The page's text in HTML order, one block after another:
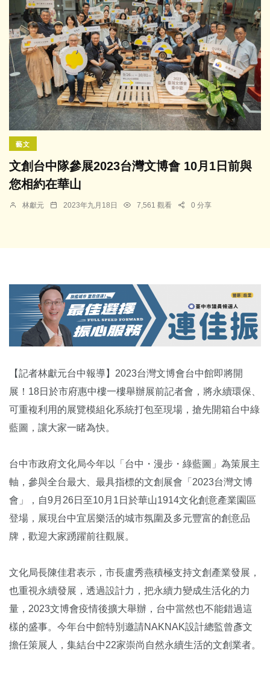
藝文
文創台中隊參展2023台灣文博會 10月1日前與
您相約在華山
林獻元 2023年九月18日 7,561 觀看 0 分享
【記者林獻元台中報導】2023台灣文博會台中館即將開
展！18日於市府惠中樓一樓舉辦展前記者會，將永續環保、
可重複利用的展覽模組化系統打包至現場，搶先開箱台中綠
藍圖，讓大家一睹為快。
台中市政府文化局今年以「台中・漫步・綠藍圖」為策展主
軸，參與全台最大、最具指標的文創展會「2023台灣文博
會」，自9月26日至10月1日於華山1914文化創意產業園區
登場，展現台中宜居樂活的城市氛圍及多元豐富的創意品
牌，歡迎大家踴躍前往觀展。
文化局長陳佳君表示，市長盧秀燕積極支持文創產業發展，
也重視永續發展，透過設計力，把永續力變成生活化的力
量，2023文博會疫情後擴大舉辦，台中當然也不能錯過這
樣的盛事。今年台中館特別邀請NAKNAK設計總監曾彥文
擔任策展人，集結台中22家崇尚自然永續生活的文創業者。